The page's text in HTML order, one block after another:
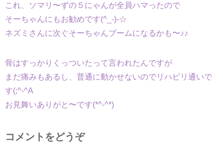
これ、ソマリ〜ずの５にゃんが全員ハマったので
そーちゃんにもお勧めです(^_-)-☆
ネズミさんに次ぐそーちゃんブームになるかも〜♪♪
骨はすっかりくっついたって言われたんですが
まだ痛みもあるし、普通に動かせないのでリハビリ通いで
す(;^-^A
お見舞いありがと〜です(*^-^*)
コメントをどうぞ